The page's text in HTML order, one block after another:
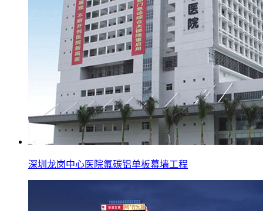
深圳龙岗中心医院氟碳铝单板幕墙工程